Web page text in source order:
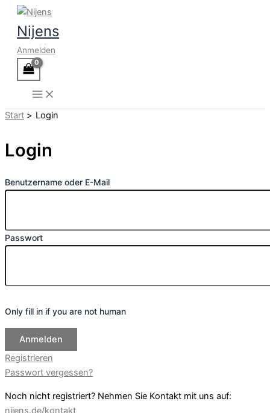
Zum
Inhalt
springen
Nijens
Anmelden
Start Login
Login
Benutzername oder E-Mail
Passwort
Only fill in if you are not human
Registrieren
Passwort vergessen?
Noch nicht registriert? Nehmen Sie Kontakt mit uns auf:
nijens.de/kontakt